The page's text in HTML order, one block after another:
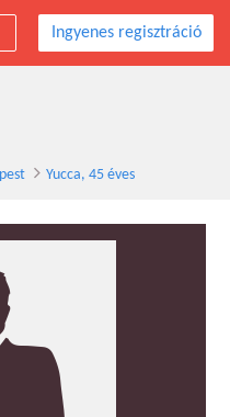
Ingyenes regisztráció
45 éves, Budapest
Yucca, 45 éves